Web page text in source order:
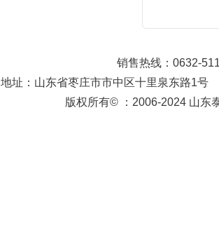
销售热线：0632-
地址：山东省枣庄市市中区十里泉东路1
版权所有© ：2006-2024 山东